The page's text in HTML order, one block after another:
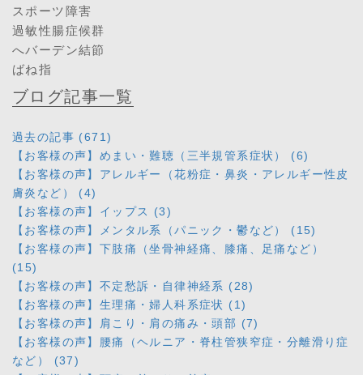
スポーツ障害
過敏性腸症候群
へバーデン結節
ばね指
ブログ記事一覧
過去の記事 (671)
【お客様の声】めまい・難聴（三半規管系症状） (6)
【お客様の声】アレルギー（花粉症・鼻炎・アレルギー性皮
膚炎など） (4)
【お客様の声】イップス (3)
【お客様の声】メンタル系（パニック・鬱など） (15)
【お客様の声】下肢痛（坐骨神経痛、膝痛、足痛など）
(15)
【お客様の声】不定愁訴・自律神経系 (28)
【お客様の声】生理痛・婦人科系症状 (1)
【お客様の声】肩こり・肩の痛み・頭部 (7)
【お客様の声】腰痛（ヘルニア・脊柱管狭窄症・分離滑り症
など） (37)